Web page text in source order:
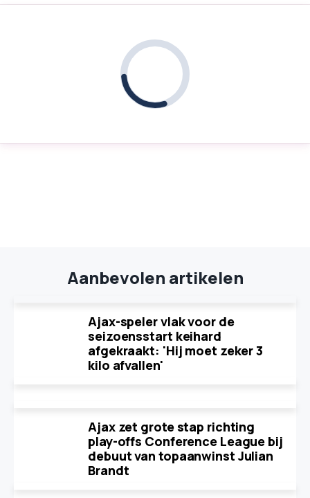
Aanbevolen artikelen
Ajax-speler vlak voor de
seizoensstart keihard
afgekraakt: 'Hij moet zeker 3
kilo afvallen'
Ajax zet grote stap richting
play-offs Conference League bij
debuut van topaanwinst Julian
Brandt